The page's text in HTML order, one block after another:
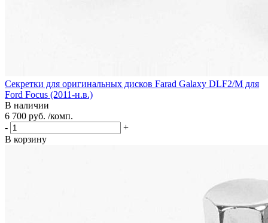
Секретки для оригинальных дисков Farad Galaxy DLF2/M для
Ford Focus (2011-н.в.)
В наличии
6 700 руб. /комп.
-
+
В корзину